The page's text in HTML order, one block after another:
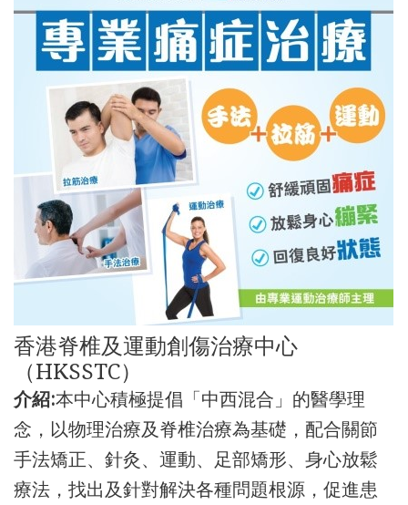
香港脊椎及運動創傷治療中心
（HKSSTC）
介紹:本中心積極提倡「中西混合」的醫學理
念，以物理治療及脊椎治療為基礎，配合關節
手法矯正、針灸、運動、足部矯形、身心放鬆
療法，找出及針對解決各種問題根源，促進患